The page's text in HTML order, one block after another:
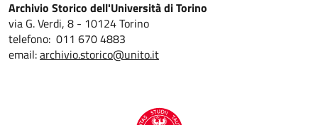
Archivio Storico dell'Università di Torino
via G. Verdi, 8 - 10124 Torino
telefono: 011 670 4883
email:archivio.storico@unito.it